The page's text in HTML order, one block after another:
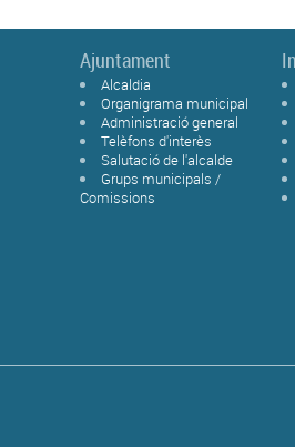
Ajuntament
Alcaldia
Organigrama municipal
Administració general
Telèfons d'interès
Salutació de l'alcalde
Grups municipals /
Comissions